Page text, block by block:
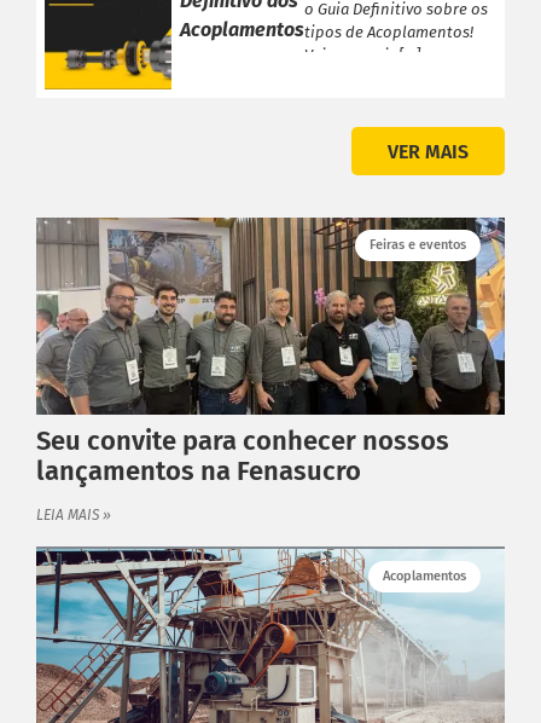
Acoplamentos
o Guia Definitivo sobre os
tipos de Acoplamentos!
Veja a seguir […]
VER MAIS
Feiras e eventos
Seu convite para conhecer nossos
lançamentos na Fenasucro
LEIA MAIS »
Acoplamentos